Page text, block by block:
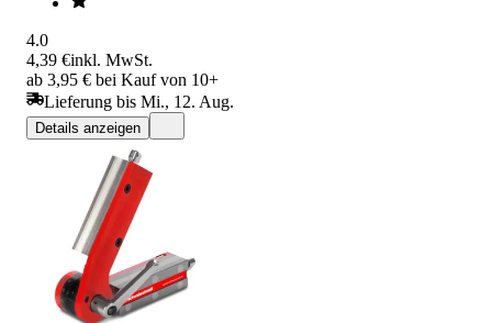
4.0
4,39 €inkl. MwSt.
ab 3,95 € bei Kauf von 10+
Lieferung bis Mi., 12. Aug.
Details anzeigen